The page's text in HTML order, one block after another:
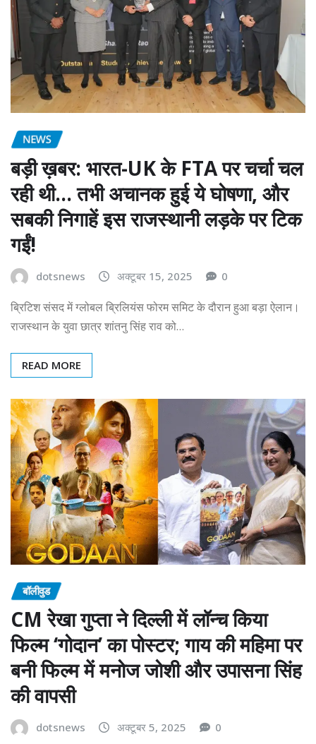
NEWS
बड़ी ख़बर: भारत-UK के FTA पर चर्चा चल
रही थी… तभी अचानक हुई ये घोषणा, और
सबकी निगाहें इस राजस्थानी लड़के पर टिक
गईं!
dotsnews अक्टूबर 15, 2025 0
ब्रिटिश संसद में ग्लोबल ब्रिलियंस फोरम समिट के दौरान हुआ बड़ा ऐलान।
राजस्थान के युवा छात्र शांतनु सिंह राव को…
READ MORE
बॉलीवुड
CM रेखा गुप्ता ने दिल्ली में लॉन्च किया
फिल्म ‘गोदान’ का पोस्टर; गाय की महिमा पर
बनी फिल्म में मनोज जोशी और उपासना सिंह
की वापसी
dotsnews अक्टूबर 5, 2025 0